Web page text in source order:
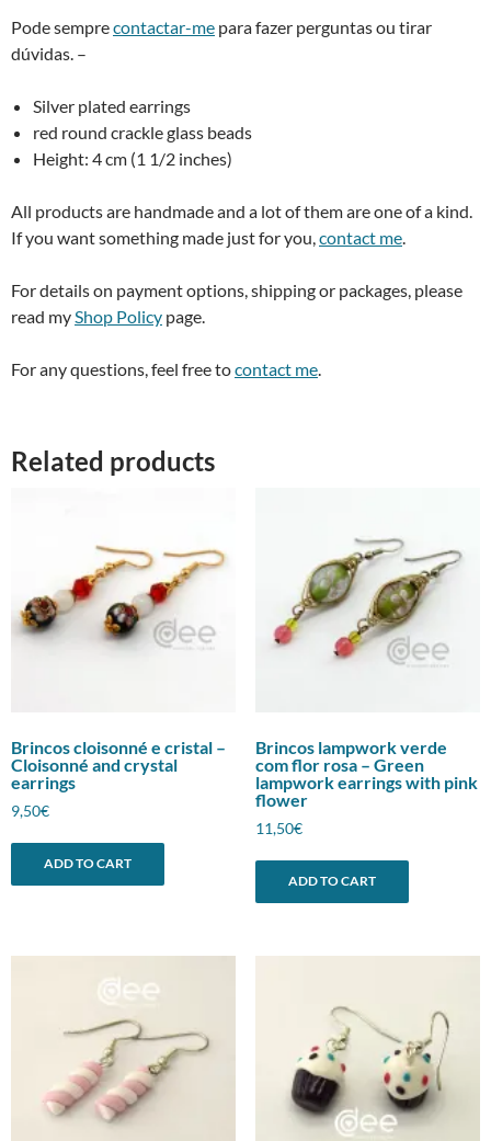
Pode semprecontactar-me para fazer perguntas ou tirar
dúvidas. –
Silver plated earrings
red round crackle glass beads
Height: 4 cm (1 1/2 inches)
All products are handmade and a lot of them are one of a kind.
If you want something made just for you, contact me
For details on payment options, shipping or packages, please
read my Shop Policy page.
For any questions, feel free tocontact me
Related products
Brincos cloisonné e cristal –
Cloisonné and crystal
earrings
9,50€
ADD TO CART
Brincos lampwork verde
com flor rosa – Green
lampwork earrings with pink
flower
11,50€
ADD TO CART